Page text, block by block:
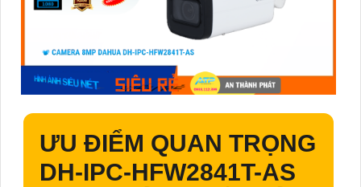
ƯU ĐIỂM QUAN TRỌNG
DH-IPC-HFW2841T-AS